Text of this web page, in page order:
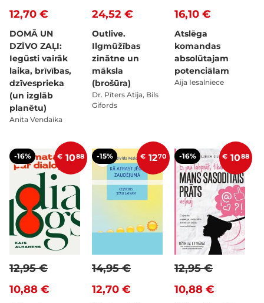
12,70 €
DOMĀ UN
DZĪVO ZAĻI:
Iegūsti vairāk
laika, brīvības,
dzīvesprieka
(un izglāb
planētu)
Anita Vendaika
24,52 €
Outlive.
Ilgmūžības
zinātne un
māksla
(brošūra)
Dr. Pīters Atija, Bils
Gifords
16,10 €
Atslēga
komandas
absolūtajam
potenciālam
Aija Iesalniece
-16% € 1088
10,88 €
12,95 €
-15% € 1270
12,70 €
14,95 €
-16% € 1088
10,88 €
12,95 €